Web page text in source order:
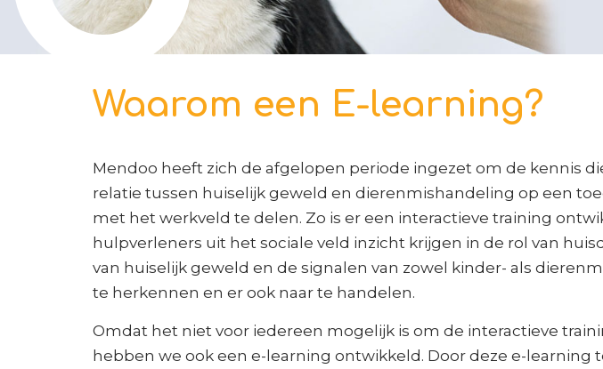
Waarom een E-learning?
Mendoo heeft zich de afgelopen periode ingezet om de kennis
relatie tussen huiselijk geweld en dierenmishandeling op een
met het werkveld te delen. Zo is er een interactieve training
hulpverleners uit het sociale veld inzicht krijgen in de rol van
van huiselijk geweld en de signalen van zowel kinder- als
te herkennen en er ook naar te handelen.
Omdat het niet voor iedereen mogelijk is om de interactieve
hebben we ook een e-learning ontwikkeld. Door deze e-learning